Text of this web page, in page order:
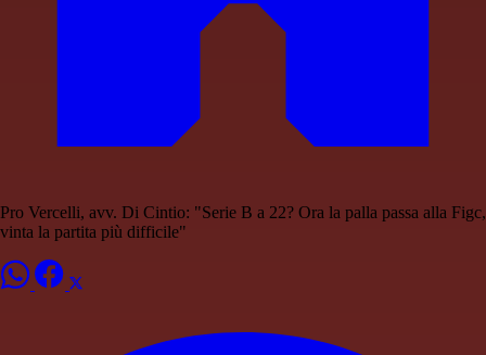
Pro Vercelli, avv. Di Cintio: "Serie B a 22? Ora la palla passa alla Figc,
vinta la partita più difficile"